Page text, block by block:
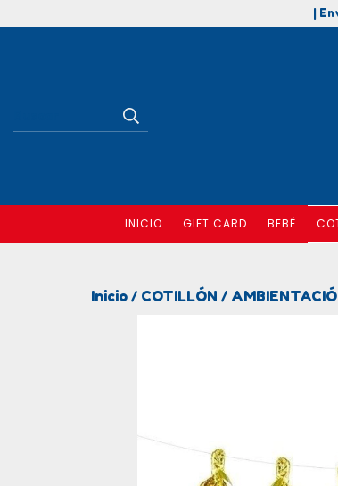
|
INICIO GIFT CARD BEBÉ
Inicio / COTILLÓN /